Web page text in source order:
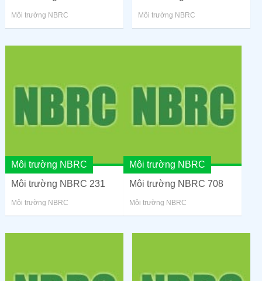
Môi trường NBRC Môi trường NBRC
Môi trường NBRC
Môi trường NBRC 231
Môi trường NBRC
Môi trường NBRC
Môi trường NBRC 708
Môi trường NBRC